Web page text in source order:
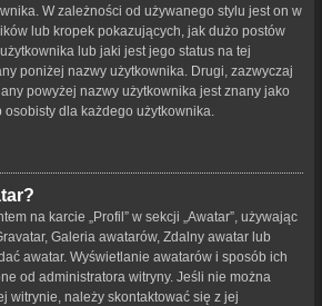
W zależności od używanego stylu jest on w
lub kropek pokazujących, jak dużo postów
lub jaki jest jego status na tej
poniżej nazwy użytkownika. Drugi, zazwyczaj
powyżej nazwy użytkownika jest znany jako
dla każdego użytkownika.
na karcie „Profil” w sekcji „Awatar”, używając
Galeria awatarów, Zdalny awatar lub
awatar. Wyświetlanie awatarów i sposób ich
od administratora witryny. Jeśli nie można
witrynie, należy skontaktować się z jej